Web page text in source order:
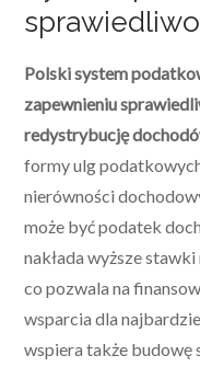
Polski system
zapewnieniu
redystrybucję
formy ulg
nierówności
może być podatek
nakłada wyższe
co pozwala na
wsparcia dla
wspiera także budowę